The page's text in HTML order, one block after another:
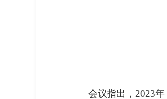
会议指出，2023年，